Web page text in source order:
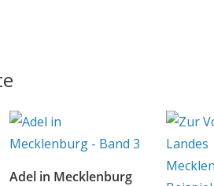
Adel in Mecklenburg